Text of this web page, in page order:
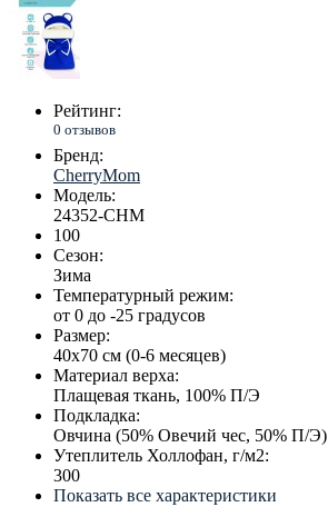
Рейтинг:
0 отзывов
Бренд:
CherryMom
Модель:
24352-CHM
100
Сезон:
Зима
Температурный режим:
от 0 до -25 градусов
Размер:
40х70 см (0-6 месяцев)
Материал верха:
Плащевая ткань, 100% П/Э
Подкладка:
Овчина (50% Овечий чес, 50% П/Э)
Утеплитель Холлофан, г/м2:
300
Показать все характеристики